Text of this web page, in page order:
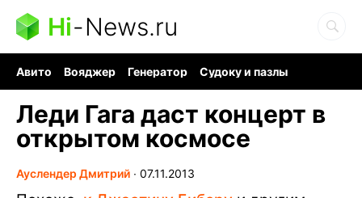
Hi-News.ru
Авито Вояджер Генератор
Судоку и пазлы
Леди Гага даст концерт в
открытом космосе
Ауслендер Дмитрий ∙ 07.11.2013